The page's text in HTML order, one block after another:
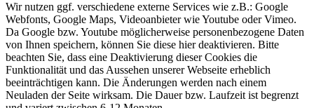
Wir nutzen ggf. verschiedene externe Services wie z.B.: Google
Webfonts, Google Maps, Videoanbieter wie Youtube oder Vimeo.
Da Google bzw. Youtube möglicherweise personenbezogene Daten
von Ihnen speichern, können Sie diese hier deaktivieren. Bitte
beachten Sie, dass eine Deaktivierung dieser Cookies die
Funktionalität und das Aussehen unserer Webseite erheblich
beeinträchtigen kann. Die Änderungen werden nach einem
Neuladen der Seite wirksam. Die Dauer bzw. Laufzeit ist begrenzt